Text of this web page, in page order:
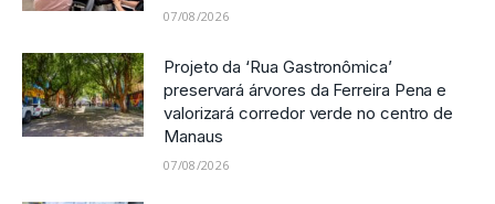
07/08/2026
Projeto da ‘Rua Gastronômica’
preservará árvores da Ferreira Pena e
valorizará corredor verde no centro de
Manaus
07/08/2026